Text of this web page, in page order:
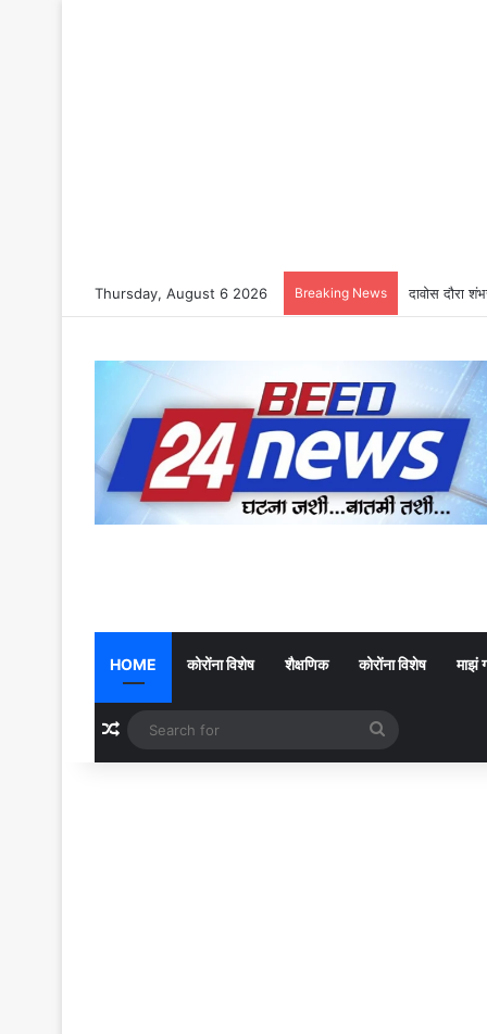
Thursday, August 6 2026 Breaking News दावोस दौरा
HOME कोरोंना विशेष शैक्षणिक कोरोंना विशेष माझं
Random Article
for